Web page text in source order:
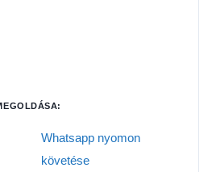
Whatsapp nyomon
követése